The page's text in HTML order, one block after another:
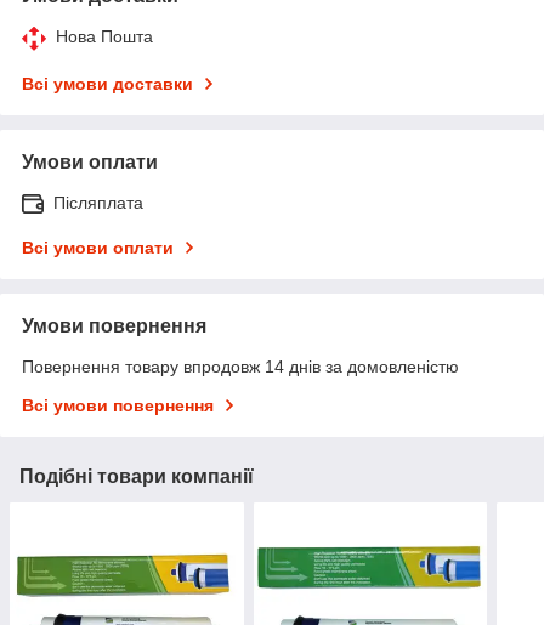
Нова Пошта
Всі умови доставки
Умови оплати
Післяплата
Всі умови оплати
Умови повернення
Повернення товару впродовж 14 днів за домовленістю
Всі умови повернення
Подібні товари компанії